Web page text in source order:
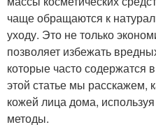
чаще обращаются к
уходу. Это не только
позволяет избежать
которые часто содержатся
этой статье мы расскажем,
кожей лица дома,
методы.